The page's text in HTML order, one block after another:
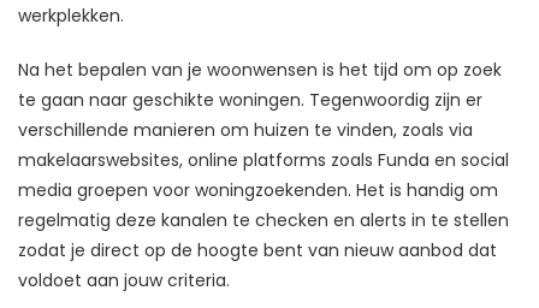
werkplekken.
Na het bepalen van je woonwensen is het tijd om op zoek
te gaan naar geschikte woningen. Tegenwoordig zijn er
verschillende manieren om huizen te vinden, zoals via
makelaarswebsites, online platforms zoals Funda en social
media groepen voor woningzoekenden. Het is handig om
regelmatig deze kanalen te checken en alerts in te stellen
zodat je direct op de hoogte bent van nieuw aanbod dat
voldoet aan jouw criteria.